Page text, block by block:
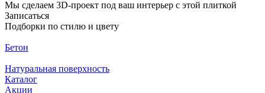
Мы сделаем 3D-проект под ваш интерьер с этой плиткой
Записаться
Подборки по стилю и цвету
Бетон
Натуральная поверхность
Каталог
Акции